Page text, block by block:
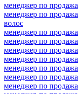
менеджер по
менеджер по
волос
менеджер по
менеджер по
менеджер по
менеджер по
менеджер по
менеджер по
менеджер по